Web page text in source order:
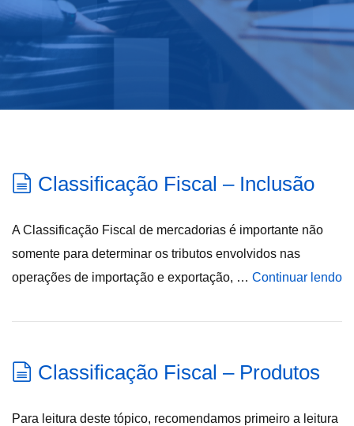
Classificação Fiscal – Inclusão
A Classificação Fiscal de mercadorias é importante não
somente para determinar os tributos envolvidos nas
operações de importação e exportação, … Continuar lendo
Classificação Fiscal – Produtos
Para leitura deste tópico, recomendamos primeiro a leitura